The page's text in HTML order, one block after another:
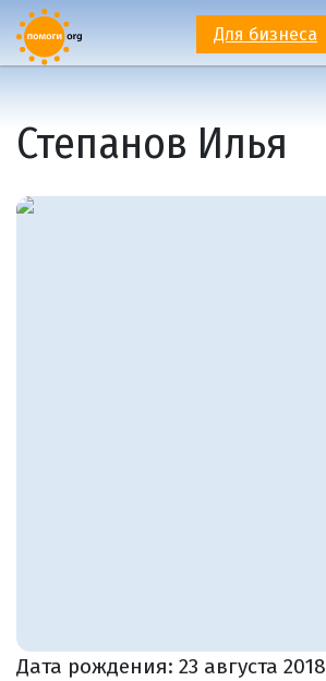
Для бизнеса
Степанов Илья
Дата рождения: 23 августа 2018